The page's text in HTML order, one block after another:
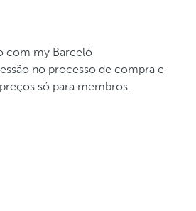
com my Barceló
no processo de compra e
só para membros.